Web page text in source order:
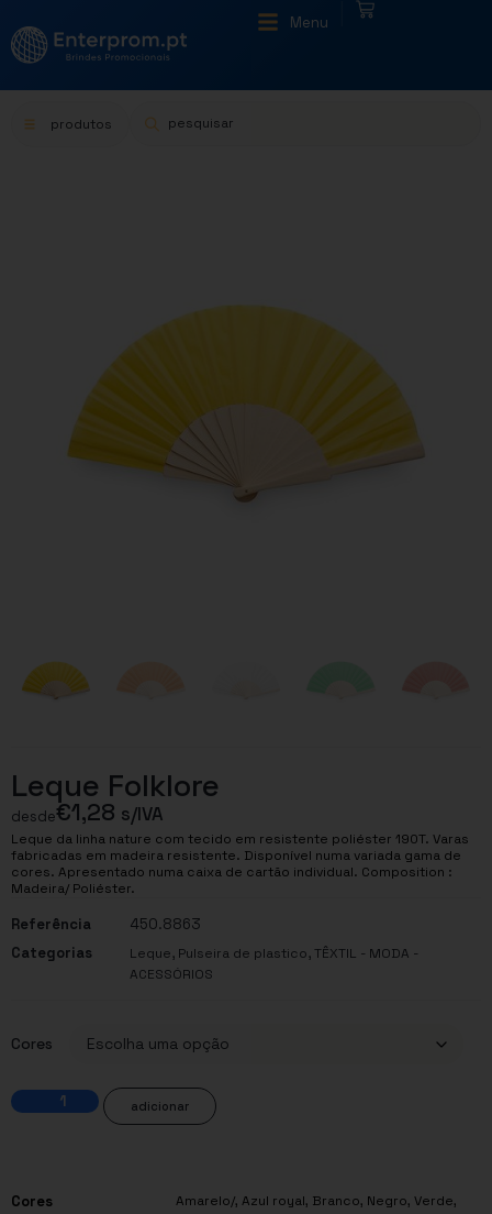
Menu
produtos
Leque Folklore
desde€1,28 s/IVA
Leque da linha nature com tecido em resistente poliéster 190T. Varas
fabricadas em madeira resistente. Disponível numa variada gama de
cores. Apresentado numa caixa de cartão individual. Composition :
Madeira/ Poliéster.
Referência
450.8863
Categorias
Leque, Pulseira de plastico,TÊXTIL - MODA -
ACESSÓRIOS
Cores
adicionar
Cores Amarelo/, Azul royal, Branco, Negro, Verde,